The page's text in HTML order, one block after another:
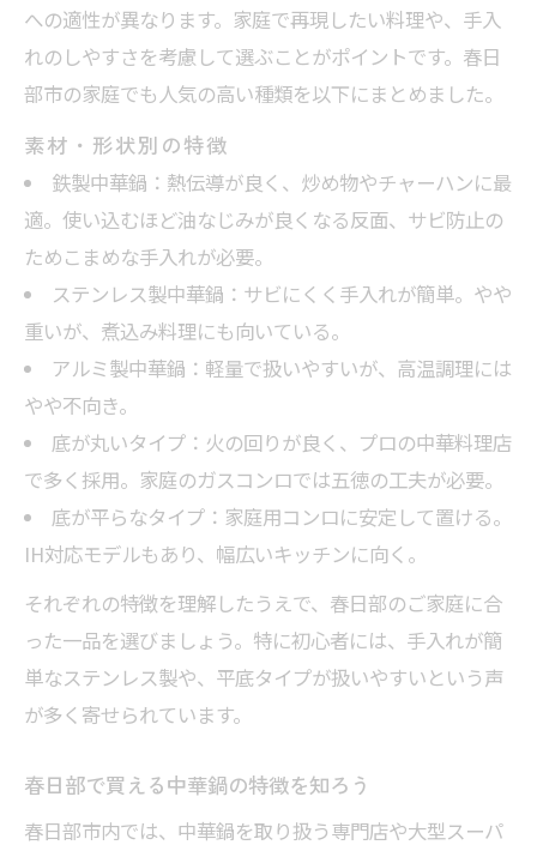
への適性が異なります。家庭で再現したい料理や、手入
れのしやすさを考慮して選ぶことがポイントです。春日
部市の家庭でも人気の高い種類を以下にまとめました。
素材・形状別の特徴
鉄製中華鍋：熱伝導が良く、炒め物やチャーハンに最
適。使い込むほど油なじみが良くなる反面、サビ防止の
ためこまめな手入れが必要。
ステンレス製中華鍋：サビにくく手入れが簡単。やや
重いが、煮込み料理にも向いている。
アルミ製中華鍋：軽量で扱いやすいが、高温調理には
やや不向き。
底が丸いタイプ：火の回りが良く、プロの中華料理店
で多く採用。家庭のガスコンロでは五徳の工夫が必要。
底が平らなタイプ：家庭用コンロに安定して置ける。
IH対応モデルもあり、幅広いキッチンに向く。
それぞれの特徴を理解したうえで、春日部のご家庭に合
った一品を選びましょう。特に初心者には、手入れが簡
単なステンレス製や、平底タイプが扱いやすいという声
が多く寄せられています。
春日部で買える中華鍋の特徴を知ろう
春日部市内では、中華鍋を取り扱う専門店や大型スーパ